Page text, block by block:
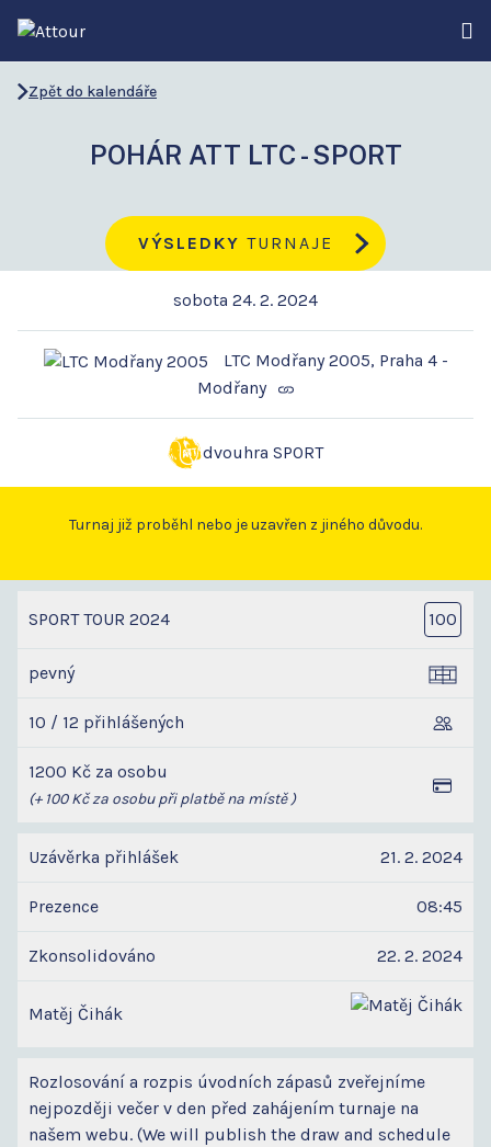
Zpět do kalendáře
POHÁR ATT LTC - SPORT
VÝSLEDKY TURNAJE
sobota 24. 2. 2024
LTC Modřany 2005, Praha 4 -
Modřany
dvouhra SPORT
Turnaj již proběhl nebo je uzavřen z jiného důvodu.
SPORT TOUR 2024 100
pevný
10 / 12 přihlášených
1200 Kč za osobu
(+ 100 Kč za osobu při platbě na místě )
Uzávěrka přihlášek 21. 2. 2024
Prezence 08:45
Zkonsolidováno 22. 2. 2024
Matěj Čihák
Rozlosování a rozpis úvodních zápasů zveřejníme
nejpozději večer v den před zahájením turnaje na
našem webu. (We will publish the draw and schedule